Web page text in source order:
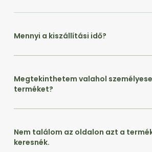
Mennyi a kiszállítási idő?
Megtekinthetem valahol
terméket?
Nem találom az oldalon azt a
keresnék.